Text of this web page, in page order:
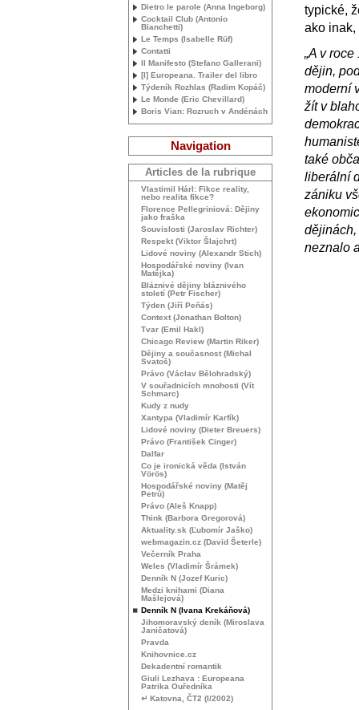
typické,
ako inak,
„A v
dějin,
moderní
žít v
také
liberální
zániku
neznalo
Dietro le parole (Anna Ingeborg)
Cocktail Club (Antonio
Bianchetti)
Le Temps (Isabelle Rüf)
Contatti
Il Manifesto (Stefano Gallerani)
[I] Europeana. Trailer del libro
Týdeník Rozhlas (Radim Kopáč)
Le Monde (Eric Chevillard)
Boris Vian: Rozruch v Andénách
Navigation
Articles de la rubrique
Vlastimil Hárl: Fikce reality,
nebo realita fikce?
Florence Pellegriniová: Dějiny
jako fraška
Souvislosti (Jaroslav Richter)
Respekt (Viktor Šlajchrt)
Lidové noviny (Alexandr Stich)
Hospodářské noviny (Ivan
Matějka)
Bláznivé dějiny bláznivého
století (Petr Fischer)
Týden (Jiří Peňás)
Context (Jonathan Bolton)
Tvar (Emil Hakl)
Chicago Review (Martin Riker)
Dějiny a současnost (Michal
Svatoš)
Právo (Václav Bělohradský)
V souřadnicích mnohosti (Vít
Schmarc)
Kudy z nudy
Xantypa (Vladimír Karfík)
Lidové noviny (Dieter Breuers)
Právo (František Cinger)
Dalfar
Co je ironická věda (István
Vörös)
Hospodářské noviny (Matěj
Petrů)
Právo (Aleš Knapp)
Think (Barbora Gregorová)
Aktuality.sk (Ľubomír Jaško)
webmagazin.cz (David Šeterle)
Večerník Praha
Weles (Vladimír Šrámek)
Denník N (Jozef Kuric)
Medzi knihami (Diana
Mašlejová)
Denník N (Ivana Krekáňová)
Jihomoravský deník (Miroslava
Janičatová)
Pravda
Knihovnice.cz
Dekadentní romantik
Giuli Lezhava : Europeana
Patrika Ouředníka
↵ Katovna, ČT2 (I/2002)